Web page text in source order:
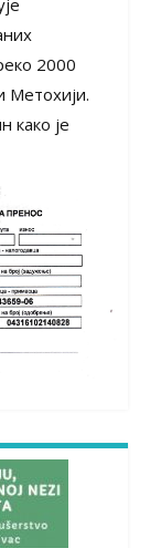
2000
Метохији.
како је